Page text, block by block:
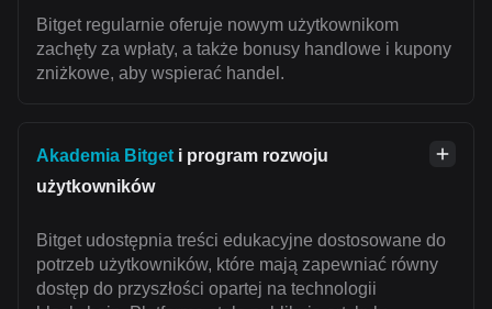
Bitget regularnie oferuje nowym użytkownikom
zachęty za wpłaty, a także bonusy handlowe i kupony
zniżkowe, aby wspierać handel.
Akademia Bitget i program rozwoju
użytkowników
Bitget udostępnia treści edukacyjne dostosowane do
potrzeb użytkowników, które mają zapewniać równy
dostęp do przyszłości opartej na technologii